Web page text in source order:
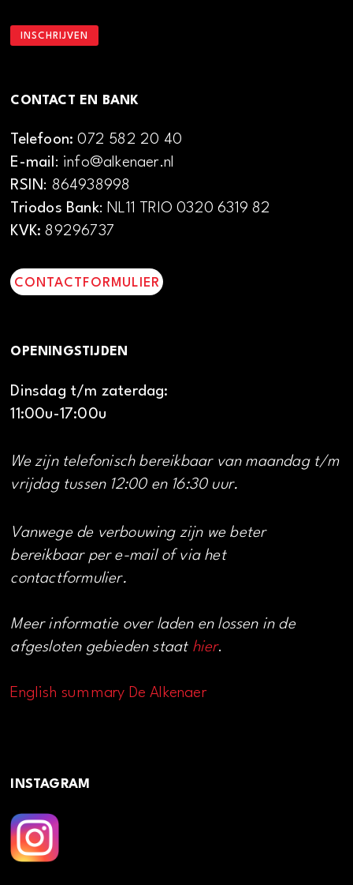
CONTACT EN BANK
Telefoon:072 582 20 40
E-mail: info@alkenaer.nl
RSIN: 864938998
Triodos Bank: NL11 TRIO 0320 6319 82
KVK: 89296737
CONTACTFORMULIER
OPENINGSTIJDEN
Dinsdag t/m zaterdag:
11:00u-17:00u
We zijn telefonisch bereikbaar van maandag t/m
vrijdag tussen 12:00 en 16:30 uur.
Vanwege de verbouwing zijn we beter
bereikbaar per e-mail of via het
contactformulier.
Meer informatie over laden en lossen in de
afgesloten gebieden staat hier.
English summary De Alkenaer
INSTAGRAM